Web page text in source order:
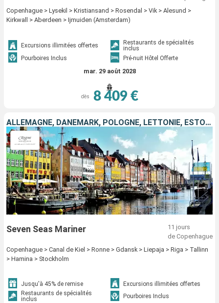
Copenhague > Lysekil > Kristiansand > Rosendal > Vik > Alesund >
Kirkwall > Aberdeen > Ijmuiden (Amsterdam)
Excursions illimitées offertes
Restaurants de spécialités
inclus
Pourboires Inclus
Pré-nuit Hôtel Offerte
mar. 29 août 2028
dès 8 409 €
ALLEMAGNE, DANEMARK, POLOGNE, LETTONIE, ESTONIE, FINLANDE, SUÈDE
Seven Seas Mariner
11 jours
de Copenhague
Copenhague > Canal de Kiel > Ronne > Gdansk > Liepaja > Riga > Tallinn
> Hamina > Stockholm
Jusqu'à 45% de remise
Excursions illimitées offertes
Restaurants de spécialités
inclus
Pourboires Inclus